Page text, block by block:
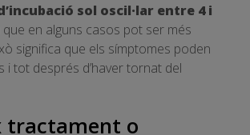
sol oscil·lar entre 4 i
que en alguns casos pot ser més
significa que els símptomes poden
i tot després d’haver tornat del
tractament o